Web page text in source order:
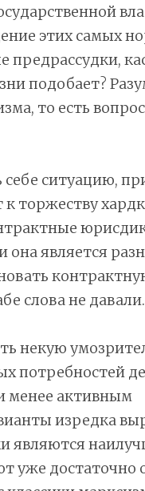
этих самых
предрассудки,
подобает?
то есть
ситуацию,
к торжеству
она является
слова не давали.
некую
потребностей
менее активным
изредка
являются
уже достаточно